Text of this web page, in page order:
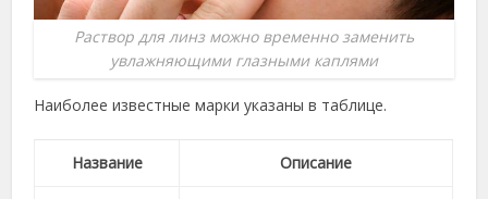
Раствор для линз можно временно заменить
увлажняющими глазными каплями
Наиболее известные марки указаны в таблице.
Название Описание